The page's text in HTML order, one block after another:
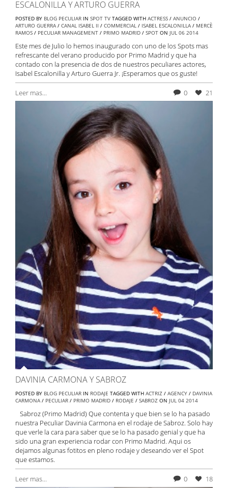
ESCALONILLA Y ARTURO GUERRA
POSTED BY BLOG PECULIAR IN SPOT TV TAGGED WITH ACTRESS / ANUNCIO /
ARTURO GUERRA/ CANAL ISABEL II / COMMERCIAL / ISABEL ESCALONILLA/ MERCÈ
RAMOS / PECULIAR MANAGEMENT / PRIMO MADRID / SPOT ON JUL 06 2014
Este mes de Julio lo hemos inaugurado con uno de los Spots mas
refrescante del verano producido por Primo Madrid y que ha
contado con la presencia de dos de nuestros peculiares actores,
Isabel Escalonilla y Arturo Guerra Jr. ¡Esperamos que os guste!
Leer mas... 0 21
DAVINIA CARMONA Y SABROZ
POSTED BY BLOG PECULIAR IN RODAJE TAGGED WITH ACTRIZ / AGENCY / DAVINIA
CARMONA/ PECULIAR / PRIMO MADRID / RODAJE / SABROZ ON JUL 04 2014
Sabroz (Primo Madrid) Que contenta y que bien se lo ha pasado
nuestra Peculiar Davinia Carmona en el rodaje de Sabroz. Solo hay
que verle la cara para saber que se lo ha pasado genial y que ha
sido una gran experiencia rodar con Primo Madrid. Aqui os
dejamos algunas fotitos en pleno rodaje y deseando ver el Spot
que estamos.
Leer mas... 0 18